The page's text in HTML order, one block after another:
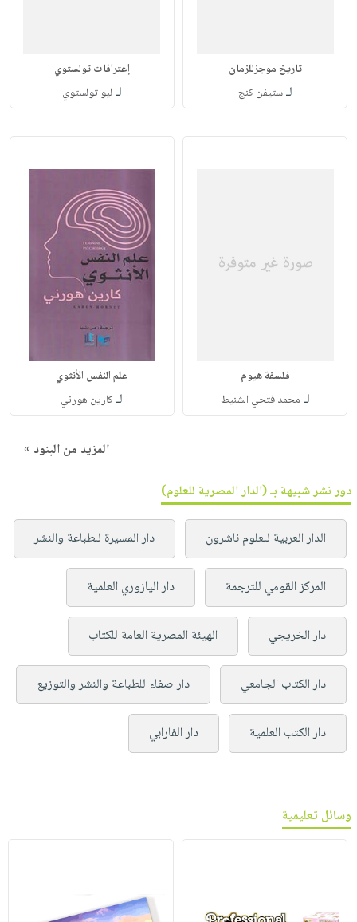
تاريخ موجزللزمان
لـستيفن كنج
إعترافات تولستوي
لـ ليو تولستوي
فلسفة هيوم
لـ محمد فتحي الشنيط
علم النفس الأنثوي
لـكارين هورني
المزيد من البنود »
دور نشر شبيهة بـ (الدار المصرية للعلوم)
الدار العربية للعلوم ناشرون دار المسيرة للطباعة والنشر
المركز القومي للترجمة دار اليازوري العلمية
دار الخريجي الهيئة المصرية العامة للكتاب
دار الكتاب الجامعي دار صفاء للطباعة والنشر والتوزيع
دار الكتب العلمية دار الفارابي
وسائل تعليمية